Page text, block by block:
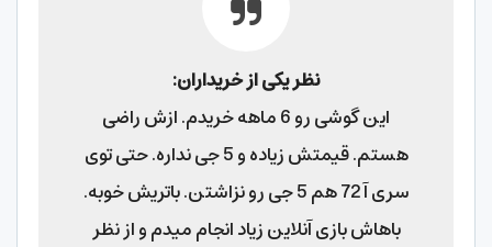
نظر یکی از خریداران:
این گوشی رو 6 ماهه خریدم. ازش راضی
هستم. قیمتش زیاده و 5 جی نداره. حتی توی
سری آ 72 هم 5 جی رو نزاشتن. باتریش خوبه.
باهاش بازی آنلاین زیاد انجام میدم و از نظر